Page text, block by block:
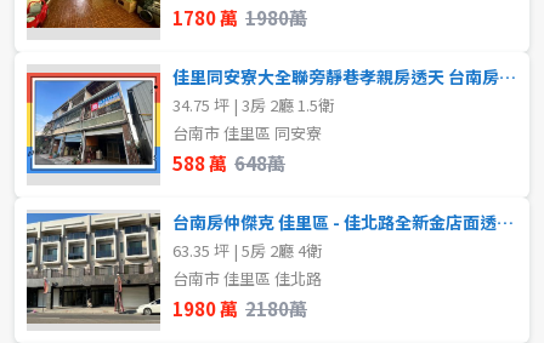
不拘
2房 3房
4房
屋齡
不拘
1780 萬 1980萬
佳里同安寮大全聯旁靜巷孝親房透天 台南房仲傑克
34.75 坪 | 3房 2廳 1.5衛
台南市 佳里區 同安寮
588 萬 648萬
台南房仲傑克 佳里區 - 佳北路全新金店面透天A、B
63.35 坪 | 5房 2廳 4衛
台南市 佳里區 佳北路
1980 萬 2180萬